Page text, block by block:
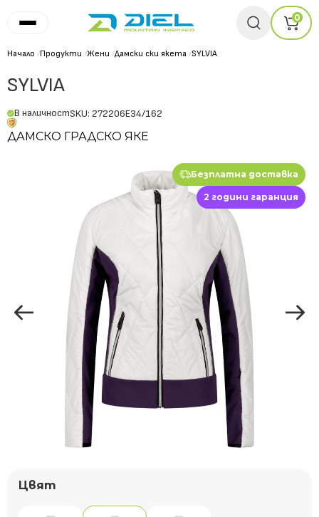
0
Начало /Продукти /Жени /Дамски ски якета /SYLVIA
SYLVIA
В наличностSKU: 272206E34/162
ДАМСКО ГРАДСКО ЯКЕ
Безплатна доставка
2 години гаранция
Цвят